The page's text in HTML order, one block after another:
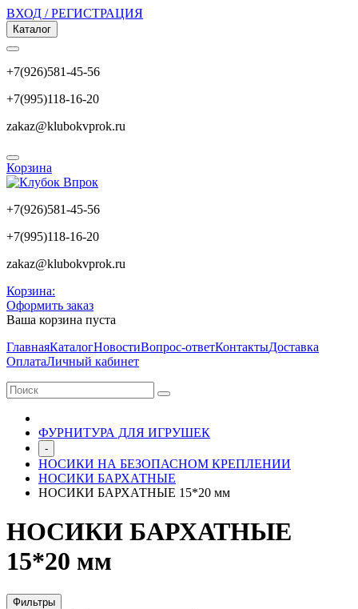
ВХОД / РЕГИСТРАЦИЯ
Каталог
+7(926)581-45-56
+7(995)118-16-20
zakaz@klubokvprok.ru
Корзина
+7(926)581-45-56
+7(995)118-16-20
zakaz@klubokvprok.ru
Корзина:
Оформить заказ
Ваша корзина пуста
ГлавнаяКаталогНовостиВопрос-ответКонтактыДоставка
ОплатаЛичный кабинет
ФУРНИТУРА ДЛЯ ИГРУШЕК
-
НОСИКИ НА БЕЗОПАСНОМ КРЕПЛЕНИИ
НОСИКИ БАРХАТНЫЕ
НОСИКИ БАРХАТНЫЕ 15*20 мм
НОСИКИ БАРХАТНЫЕ
15*20 мм
Фильтры